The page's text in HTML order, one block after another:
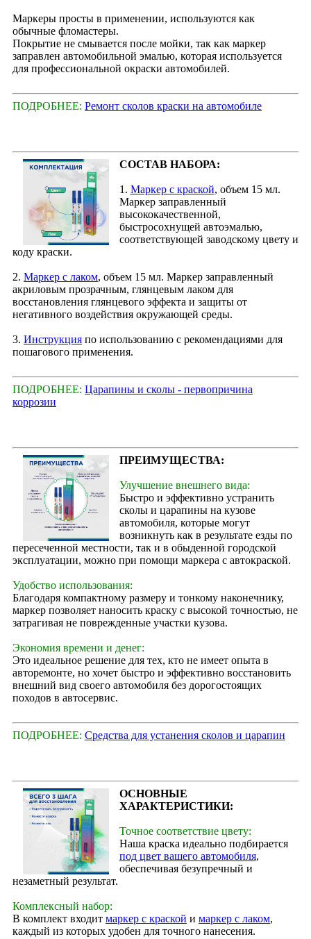
Маркеры просты в применении, используются как
обычные фломастеры.
Покрытие не смывается после мойки, так как маркер
заправлен автомобильной эмалью, которая используется
для профессиональной окраски автомобилей.
ПОДРОБНЕЕ: Ремонт сколов краски на автомобиле
СОСТАВ НАБОРА:
1. Маркер с краской, объем 15 мл.
Маркер заправленный
высококачественной,
быстросохнущей автоэмалью,
соответствующей заводскому цвету и
коду краски.
2. Маркер с лаком, объем 15 мл. Маркер заправленный
акриловым прозрачным, глянцевым лаком для
восстановления глянцевого эффекта и защиты от
негативного воздействия окружающей среды.
3. Инструкция по использованию с рекомендациями для
пошагового применения.
ПОДРОБНЕЕ: Царапины и сколы - первопричина
коррозии
ПРЕИМУЩЕСТВА:
Улучшение внешнего вида:
Быстро и эффективно устранить
сколы и царапины на кузове
автомобиля, которые могут
возникнуть как в результате езды по
пересеченной местности, так и в обыденной городской
эксплуатации, можно при помощи маркера с автокраской.
Удобство использования:
Благодаря компактному размеру и тонкому наконечнику,
маркер позволяет наносить краску с высокой точностью, не
затрагивая не поврежденные участки кузова.
Экономия времени и денег:
Это идеальное решение для тех, кто не имеет опыта в
авторемонте, но хочет быстро и эффективно восстановить
внешний вид своего автомобиля без дорогостоящих
походов в автосервис.
ПОДРОБНЕЕ: Средства для устанения сколов и царапин
ОСНОВНЫЕ
ХАРАКТЕРИСТИКИ:
Точное соответствие цвету:
Наша краска идеально подбирается
под цвет вашего автомобиля,
обеспечивая безупречный и
незаметный результат.
Комплексный набор:
В комплект входит маркер с краской и маркер с лаком,
каждый из которых удобен для точного нанесения.